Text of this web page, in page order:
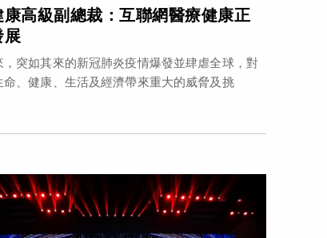
康高級副總裁：互聯網醫療健康正
展
，突如其來的新冠肺炎疫情爆發並肆虐全球，對
命、健康、生活及經濟帶來重大的威脅及挑